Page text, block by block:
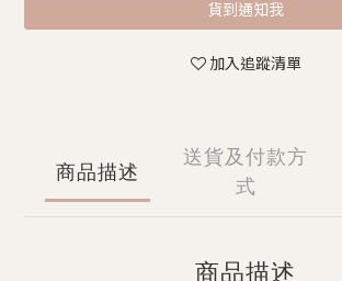
貨到通知我
加入追蹤清單
商品描述
送貨及付款方
式
商品描述